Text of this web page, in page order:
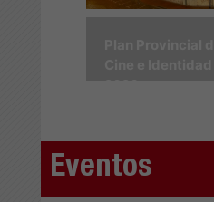
Eventos